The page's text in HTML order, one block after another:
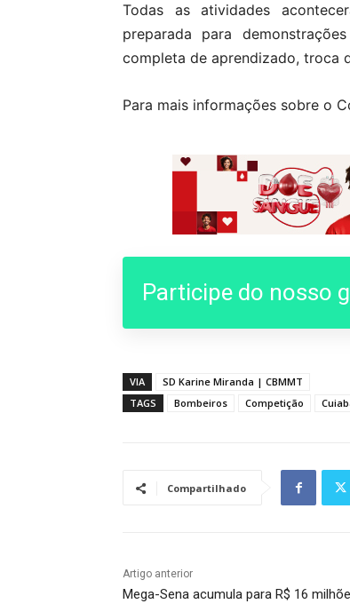
Todas as atividades
preparada para
completa de aprendizado, troca
Para mais informações sobre o
Participe do nosso
VIA
SD Karine Miranda | CBMMT
TAGS
Bombeiros Competição
Compartilhado
Artigo anterior
Mega-Sena acumula para R$ 16